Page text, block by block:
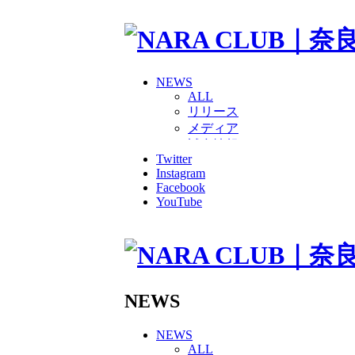
NEWS
ALL
リリース
メディア
グッズ
ファンコミュニティ
普及・育成
ホームタウン
その他
TEAM
チアダンススクール
Twitter
Instagram
Facebook
YouTube
NEWS
NEWS
ALL